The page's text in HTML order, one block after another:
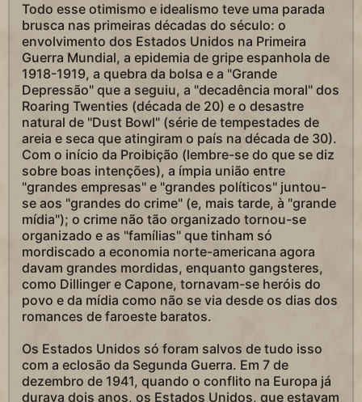
Todo esse otimismo e idealismo teve uma parada
brusca nas primeiras décadas do século: o
envolvimento dos Estados Unidos na Primeira
Guerra Mundial, a epidemia de gripe espanhola de
1918-1919, a quebra da bolsa e a "Grande
Depressão" que a seguiu, a "decadência moral" dos
Roaring Twenties (década de 20) e o desastre
natural de "Dust Bowl" (série de tempestades de
areia e seca que atingiram o país na década de 30).
Com o início da Proibição (lembre-se do que se diz
sobre boas intenções), a ímpia união entre
"grandes empresas" e "grandes políticos" juntou-
se aos "grandes do crime" (e, mais tarde, à "grande
mídia"); o crime não tão organizado tornou-se
organizado e as "famílias" que tinham só
mordiscado a economia norte-americana agora
davam grandes mordidas, enquanto gangsteres,
como Dillinger e Capone, tornavam-se heróis do
povo e da mídia como não se via desde os dias dos
romances de faroeste baratos.
Os Estados Unidos só foram salvos de tudo isso
com a eclosão da Segunda Guerra. Em 7 de
dezembro de 1941, quando o conflito na Europa já
durava dois anos, os Estados Unidos, que estavam